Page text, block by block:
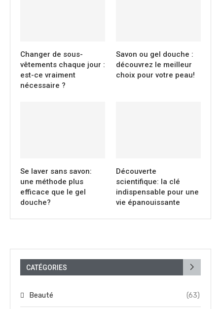
Changer de sous-
vêtements chaque jour :
est-ce vraiment
nécessaire ?
Savon ou gel douche :
découvrez le meilleur
choix pour votre peau!
Se laver sans savon:
une méthode plus
efficace que le gel
douche?
Découverte
scientifique: la clé
indispensable pour une
vie épanouissante
CATÉGORIES
Beauté (63)